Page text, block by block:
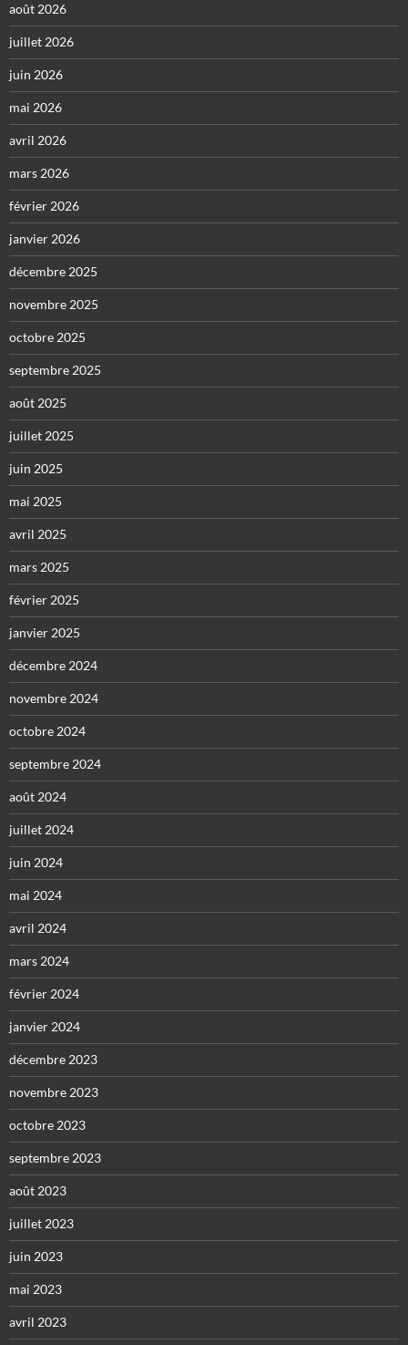
août 2026
juillet 2026
juin 2026
mai 2026
avril 2026
mars 2026
février 2026
janvier 2026
décembre 2025
novembre 2025
octobre 2025
septembre 2025
août 2025
juillet 2025
juin 2025
mai 2025
avril 2025
mars 2025
février 2025
janvier 2025
décembre 2024
novembre 2024
octobre 2024
septembre 2024
août 2024
juillet 2024
juin 2024
mai 2024
avril 2024
mars 2024
février 2024
janvier 2024
décembre 2023
novembre 2023
octobre 2023
septembre 2023
août 2023
juillet 2023
juin 2023
mai 2023
avril 2023